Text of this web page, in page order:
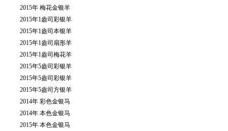
2015年 梅花金银羊
2015年1盎司彩银羊
2015年1盎司本银羊
2015年1盎司扇形羊
2015年1盎司梅花羊
2015年5盎司彩银羊
2015年5盎司彩银羊
2015年5盎司方银羊
2014年 彩色金银马
2014年 本色金银马
2015年 本色金银马